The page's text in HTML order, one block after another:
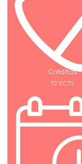
Créditos
72 ECTS